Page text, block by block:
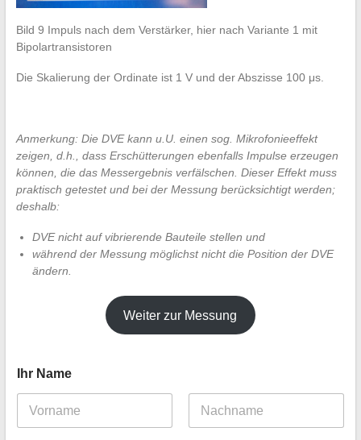
Bild 9 Impuls nach dem Verstärker, hier nach Variante 1 mit
Bipolartransistoren
Die Skalierung der Ordinate ist 1 V und der Abszisse 100 μs.
Anmerkung: Die DVE kann u.U. einen sog. Mikrofonieeffekt
zeigen, d.h., dass Erschütterungen ebenfalls Impulse erzeugen
können, die das Messergebnis verfälschen. Dieser Effekt muss
praktisch getestet und bei der Messung berücksichtigt werden;
deshalb:
DVE nicht auf vibrierende Bauteile stellen und
während der Messung möglichst nicht die Position der DVE
ändern.
Weiter zur Messung
Ihr Name